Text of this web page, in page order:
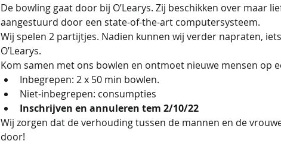
De bowling gaat door bij O’Learys. Zij beschikken over maar
aangestuurd door een state-of-the-art computersysteem.
Wij spelen 2 partijtjes. Nadien kunnen wij verder napraten,
O’Learys.
Kom samen met ons bowlen en ontmoet nieuwe mensen op
Inbegrepen: 2 x 50 min bowlen.
Niet-inbegrepen: consumpties
Inschrijven en annuleren tem 2/10/22
Wij zorgen dat de verhouding tussen de mannen en de
door!